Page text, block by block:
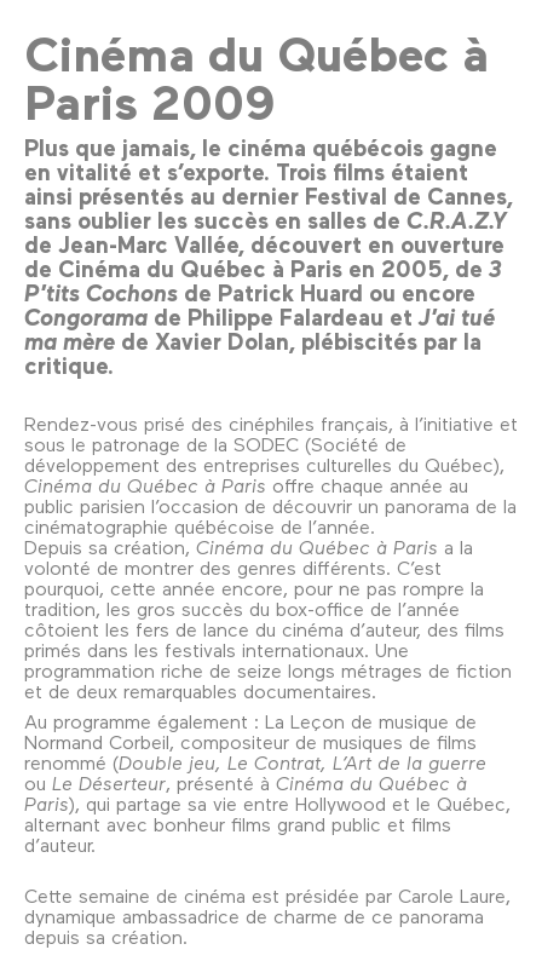
Cinéma du Québec à
Paris 2009
Plus que jamais, le cinéma québécois gagne
en vitalité et s’exporte. Trois films étaient
ainsi présentés au dernier Festival de Cannes,
sans oublier les succès en salles de C.R.A.Z.Y
de Jean-Marc Vallée, découvert en ouverture
de Cinéma du Québec à Paris en 2005, de 3
P’tits Cochons de Patrick Huard ou encore
Congorama de Philippe Falardeau et J’ai tué
ma mère de Xavier Dolan, plébiscités par la
critique.
Rendez-vous prisé des cinéphiles français, à l’initiative et
sous le patronage de la SODEC (Société de
développement des entreprises culturelles du Québec),
Cinéma du Québec à Paris offre chaque année au
public parisien l’occasion de découvrir un panorama de la
cinématographie québécoise de l’année.
Depuis sa création, Cinéma du Québec à Paris a la
volonté de montrer des genres différents. C’est
pourquoi, cette année encore, pour ne pas rompre la
tradition, les gros succès du box-office de l’année
côtoient les fers de lance du cinéma d’auteur, des films
primés dans les festivals internationaux. Une
programmation riche de seize longs métrages de fiction
et de deux remarquables documentaires.
Au programme également : La Leçon de musique de
Normand Corbeil, compositeur de musiques de films
renommé (Double jeu, Le Contrat, L’Art de la guerre
ou Le Déserteur, présenté à Cinéma du Québec à
Paris), qui partage sa vie entre Hollywood et le Québec,
alternant avec bonheur films grand public et films
d’auteur.
Cette semaine de cinéma est présidée par Carole Laure,
dynamique ambassadrice de charme de ce panorama
depuis sa création.